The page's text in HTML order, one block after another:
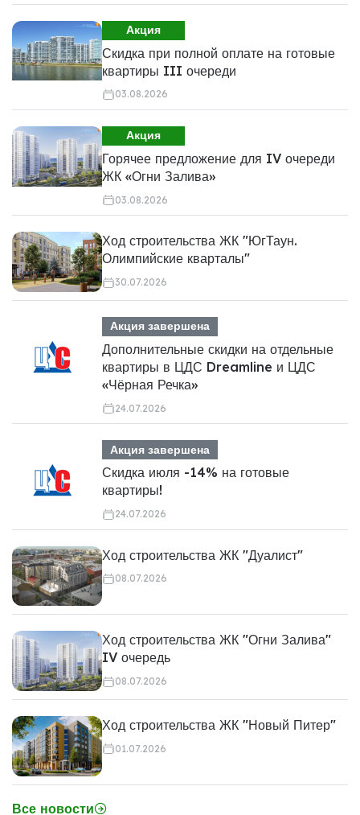
Акция
Скидка при полной оплате на готовые
квартиры III очереди
03.08.2026
Акция
Горячее предложение для IV очереди
ЖК «Огни Залива»
03.08.2026
Ход строительства ЖК "ЮгТаун.
Олимпийские кварталы"
30.07.2026
Акция завершена
Дополнительные скидки на отдельные
квартиры в ЦДС Dreamline и ЦДС
«Чёрная Речка»
24.07.2026
Акция завершена
Скидка июля -14% на готовые
квартиры!
24.07.2026
Ход строительства ЖК "Дуалист"
08.07.2026
Ход строительства ЖК "Огни Залива"
IV очередь
08.07.2026
Ход строительства ЖК "Новый Питер"
01.07.2026
Все новости